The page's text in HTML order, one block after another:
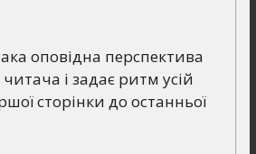
оповідна перспектива
і задає ритм усій
сторінки до останньої